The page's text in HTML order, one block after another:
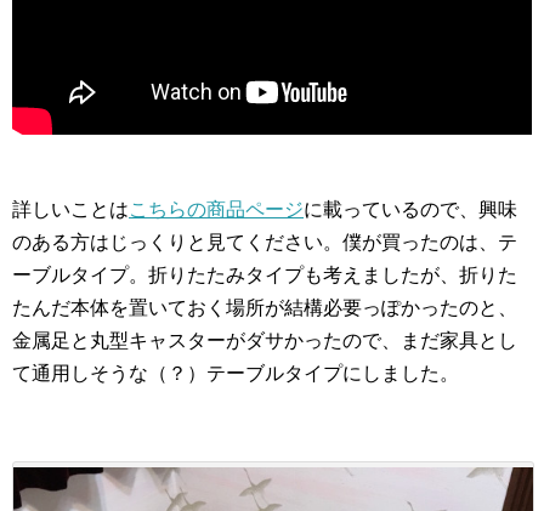
詳しいことはこちらの商品ページに載っているので、興味
のある方はじっくりと見てください。僕が買ったのは、テ
ーブルタイプ。折りたたみタイプも考えましたが、折りた
たんだ本体を置いておく場所が結構必要っぽかったのと、
金属足と丸型キャスターがダサかったので、まだ家具とし
て通用しそうな（？）テーブルタイプにしました。